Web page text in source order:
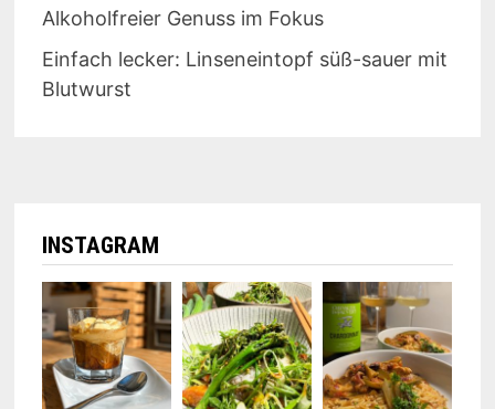
Alkoholfreier Genuss im Fokus
Einfach lecker: Linseneintopf süß-sauer mit
Blutwurst
INSTAGRAM